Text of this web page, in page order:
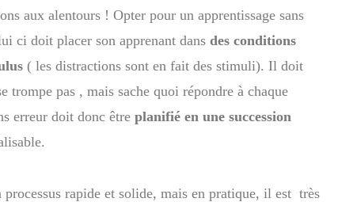
aux alentours ! Opter pour un apprentissage sans
ci doit placer son apprenant dans des conditions
( les distractions sont en fait des stimuli). Il doit
trompe pas , mais sache quoi répondre à chaque
erreur doit donc être planifié en une succession
processus rapide et solide, mais en pratique, il est très